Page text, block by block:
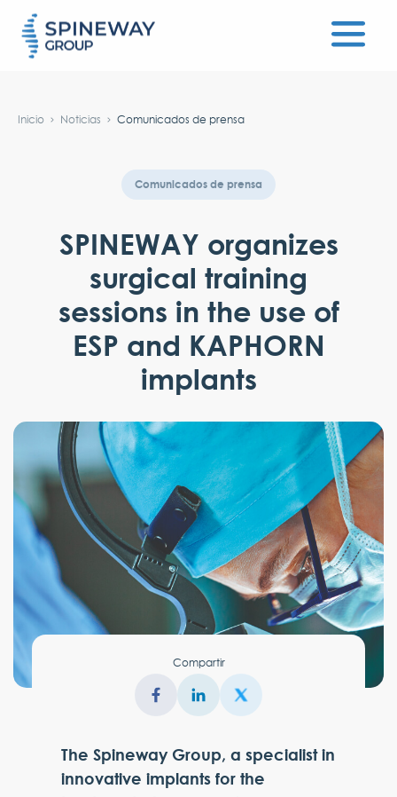
Inicio Noticias Comunicados de prensa
Comunicados de prensa
SPINEWAY organizes
surgical training
sessions in the use of
ESP and KAPHORN
implants
Compartir
The Spineway Group, a specialist in
innovative implants for the